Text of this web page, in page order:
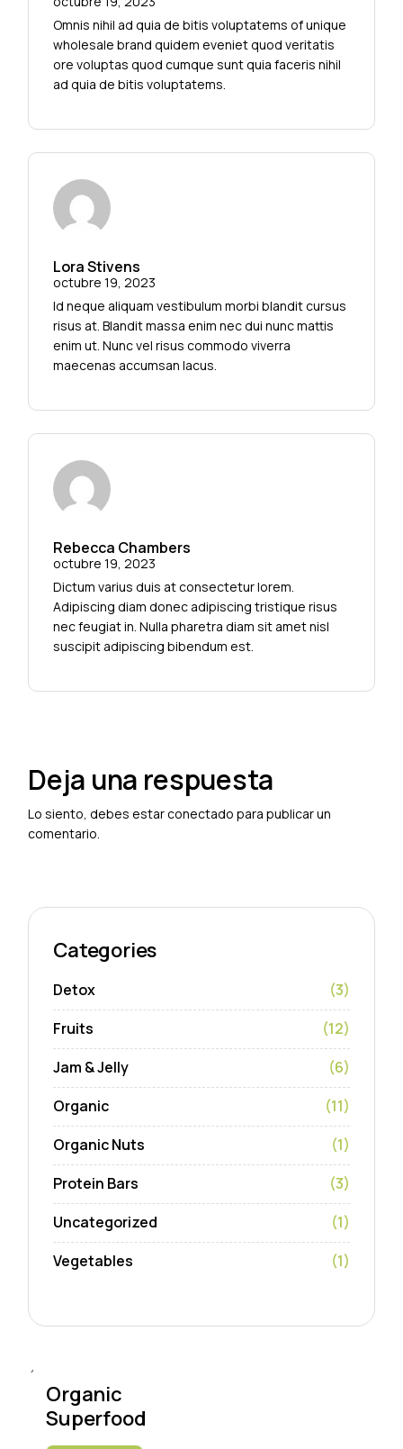
Omnis nihil ad quia de bitis voluptatems of unique
wholesale brand quidem eveniet quod veritatis
ore voluptas quod cumque sunt quia faceris nihil
ad quia de bitis voluptatems.
Lora Stivens
octubre 19, 2023
Id neque aliquam vestibulum morbi blandit cursus
risus at. Blandit massa enim nec dui nunc mattis
enim ut. Nunc vel risus commodo viverra
maecenas accumsan lacus.
Rebecca Chambers
octubre 19, 2023
Dictum varius duis at consectetur lorem.
Adipiscing diam donec adipiscing tristique risus
nec feugiat in. Nulla pharetra diam sit amet nisl
suscipit adipiscing bibendum est.
Deja una respuesta
Lo siento, debes estarconectado para publicar un
comentario.
Categories
Detox
(3)
Fruits
(12)
Jam & Jelly
(6)
Organic
(11)
Organic Nuts
(1)
Protein Bars
(3)
Uncategorized
(1)
Vegetables
(1)
Organic
Superfood